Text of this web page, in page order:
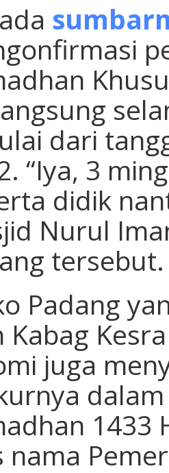
dari
“Iya, 3
didik
Nurul
tersebut.
Padang
Kabag
juga
1433
nama